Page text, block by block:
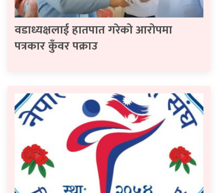
वडाध्यक्षलाई हातपात गरेको आरोपमा
पत्रकार कुँवर पक्राउ